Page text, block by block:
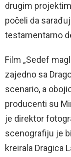
drugim
počeli da
testamentarno
Film „Sedef
zajedno sa
scenario, a
producenti su
je direktor
scenografiju je
kreirala Dragica